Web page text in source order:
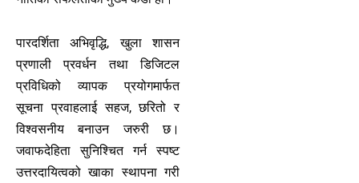
पारदर्शिता अभिवृद्धि, खुला शासन
प्रणाली प्रवर्धन तथा डिजिटल
प्रविधिको व्यापक प्रयोगमार्फत
सूचना प्रवाहलाई सहज, छरितो र
विश्वसनीय बनाउन जरुरी छ।
जवाफदेहिता सुनिश्चित गर्न स्पष्ट
उत्तरदायित्वको खाका स्थापना गरी